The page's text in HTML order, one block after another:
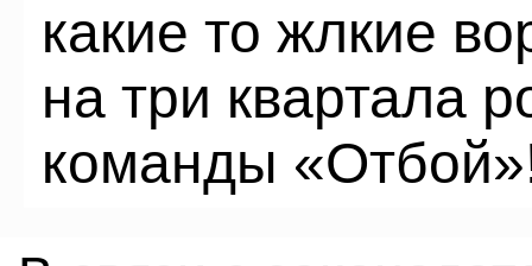
какие то жлкие
на три квартала
команды